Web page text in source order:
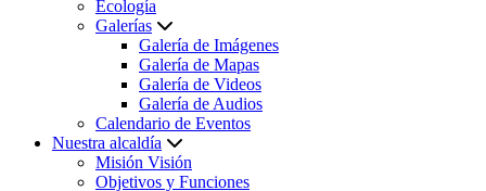
Ecología
Galerías
Galería de Imágenes
Galería de Mapas
Galería de Videos
Galería de Audios
Calendario de Eventos
Nuestra alcaldía
Misión Visión
Objetivos y Funciones